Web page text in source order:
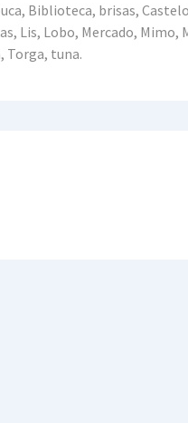
Biblioteca, brisas,
Lis, Lobo, Mercado,
Torga, tuna.